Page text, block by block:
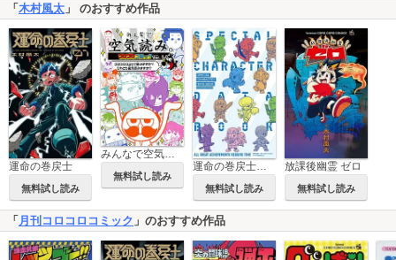
「木村風太 」 のおすすめ作品
運命の巻戻士
無料試し読み
無料試し読み
運命の巻戻士 スペシャルキャラクターデータブック
無料試し読み
放課後幽霊 ゼロ
無料試し読み
「 月刊コロコロコミック 」のおすすめ作品